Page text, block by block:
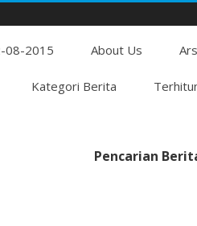
to
08-2015 About Us
Kategori Berita
Pencarian